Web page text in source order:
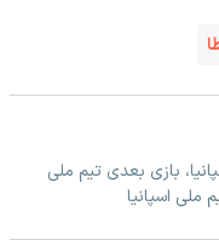
بازی بعدی تیم ملی
ملی اسپانیا